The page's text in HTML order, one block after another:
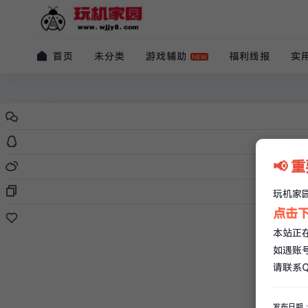
首页 未分类 游戏辅助 福利线报 实
（电脑）逆战：未来自瞄多功能辅
📢
玩机家
点击
本站正
如遇账
请联系